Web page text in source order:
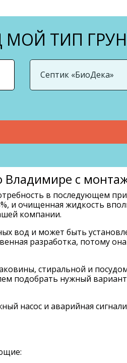
ТИП
Владимире с
в последующем
и очищенная жидкость
компании.
вод и может быть
разработка, потому
стиральной и
подобрать нужный
насос и аварийная